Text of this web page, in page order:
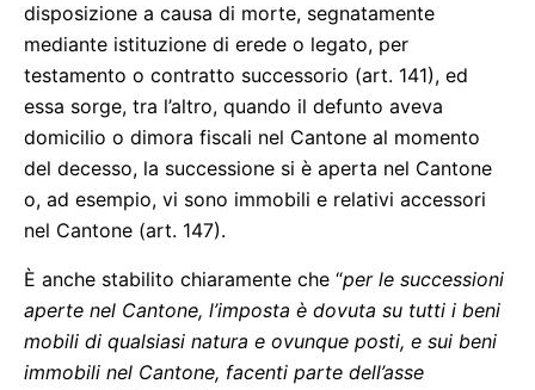
disposizione a causa di morte, segnatamente
mediante istituzione di erede o legato, per
testamento o contratto successorio (art. 141), ed
essa sorge, tra l’altro, quando il defunto aveva
domicilio o dimora fiscali nel Cantone al momento
del decesso, la successione si è aperta nel Cantone
o, ad esempio, vi sono immobili e relativi accessori
nel Cantone (art. 147).
È anche stabilito chiaramente che “per le successioni
aperte nel Cantone, l’imposta è dovuta su tutti i beni
mobili di qualsiasi natura e ovunque posti, e sui beni
immobili nel Cantone, facenti parte dell’asse